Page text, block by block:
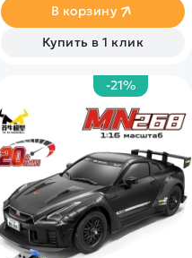
покрытием, светодиодные
фары, влагозащита. Яркий
стильный корпус желтого
В корзину
Купить в 1 клик
-21%